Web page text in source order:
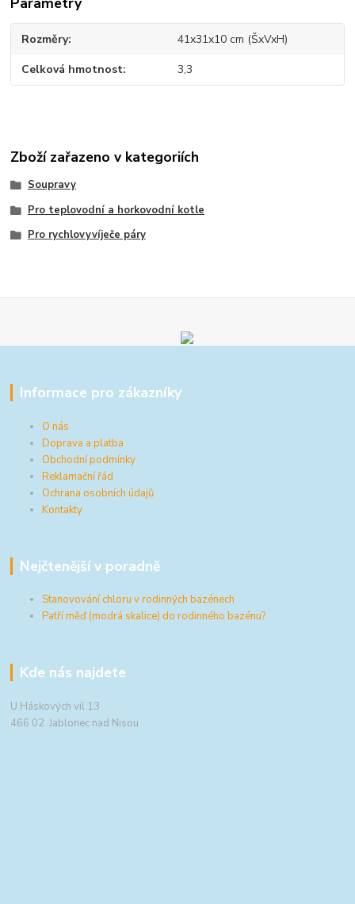
Rozměry 41x31x10 cm (ŠxVxH)
Celková hmotnost 3,3
Zboží zařazeno v kategoriích
Soupravy
Pro teplovodní a horkovodní kotle
Pro rychlovyvíječe páry
Informace pro zákazníky
O nás
Doprava a platba
Obchodní podmínky
Reklamační řád
Ochrana osobních údajů
Kontakty
Nejčtenější v poradně
Stanovování chloru v rodinných bazénech
Patří měď (modrá skalice) do rodinného bazénu?
Kde nás najdete
U Háskových vil 13
466 02 Jablonec nad Nisou